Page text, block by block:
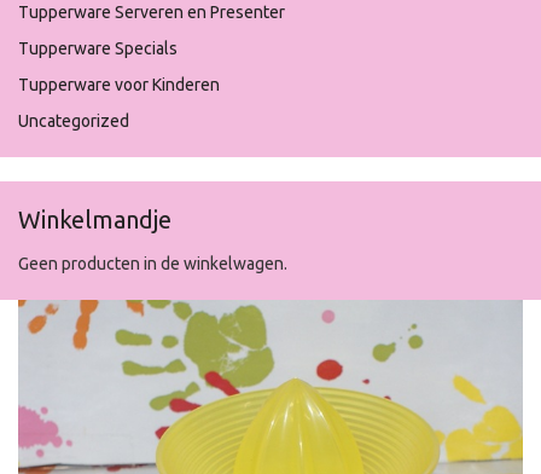
Tupperware Serveren en Presenter
Tupperware Specials
Tupperware voor Kinderen
Uncategorized
Winkelmandje
Geen producten in de winkelwagen.